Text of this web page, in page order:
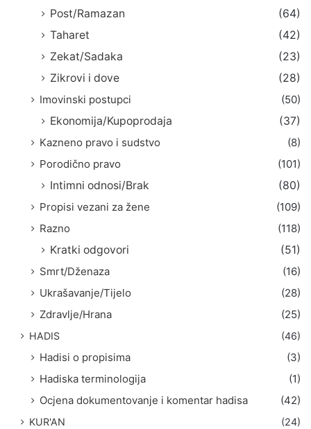
Post/Ramazan
(64)
Taharet
(42)
Zekat/Sadaka
(23)
Zikrovi i dove
(28)
Imovinski postupci
(50)
Ekonomija/Kupoprodaja
(37)
Kazneno pravo i sudstvo
(8)
Porodično pravo
(101)
Intimni odnosi/Brak
(80)
Propisi vezani za žene
(109)
Razno
(118)
Kratki odgovori
(51)
Smrt/Dženaza
(16)
Ukrašavanje/Tijelo
(28)
Zdravlje/Hrana
(25)
HADIS (46)
Hadisi o propisima
(3)
Hadiska terminologija
(1)
Ocjena dokumentovanje i komentar hadisa
(42)
KUR'AN (24)